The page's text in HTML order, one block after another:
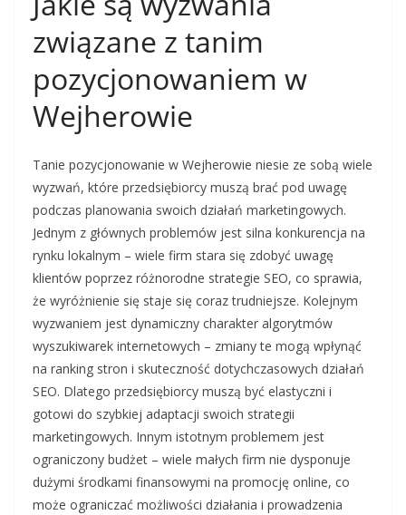
związane z tanim
pozycjonowaniem w
Wejherowie
Tanie pozycjonowanie w Wejherowie niesie ze sobą wiele
wyzwań, które przedsiębiorcy muszą brać pod uwagę
podczas planowania swoich działań marketingowych.
Jednym z głównych problemów jest silna konkurencja na
rynku lokalnym – wiele firm stara się zdobyć uwagę
klientów poprzez różnorodne strategie SEO, co sprawia,
że wyróżnienie się staje się coraz trudniejsze. Kolejnym
wyzwaniem jest dynamiczny charakter algorytmów
wyszukiwarek internetowych – zmiany te mogą wpłynąć
na ranking stron i skuteczność dotychczasowych działań
SEO. Dlatego przedsiębiorcy muszą być elastyczni i
gotowi do szybkiej adaptacji swoich strategii
marketingowych. Innym istotnym problemem jest
ograniczony budżet – wiele małych firm nie dysponuje
dużymi środkami finansowymi na promocję online, co
może ograniczać możliwości działania i prowadzenia